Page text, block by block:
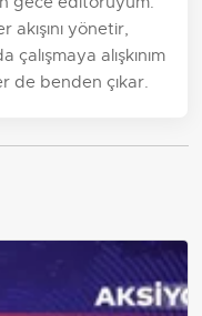
yönetir,
alışkınım
de benden çıkar.